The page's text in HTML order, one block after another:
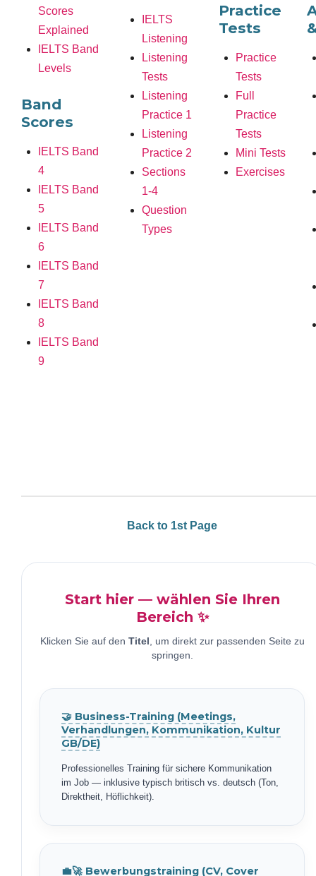
Scores
Explained
IELTS Band
Levels
Band
Scores
IELTS Band
4
IELTS Band
5
IELTS Band
6
IELTS Band
7
IELTS Band
8
IELTS Band
9
IELTS
Listening
Listening
Tests
Listening
Practice 1
Listening
Practice 2
Sections
1-4
Question
Types
Practice
Tests
Practice
Tests
Full
Practice
Tests
Mini Tests
Exercises
Back to 1st Page
Start hier — wählen Sie Ihren
Bereich ✨
Klicken Sie auf den Titel
, um direkt zur passenden Seite zu
springen.
🤝 Business-Training (Meetings,
Verhandlungen, Kommunikation, Kultur
GB/DE)
Professionelles Training für sichere Kommunikation
im Job — inklusive typisch britisch vs. deutsch (Ton,
Direktheit, Höflichkeit).
💼🚀 Bewerbungstraining (CV, Cover